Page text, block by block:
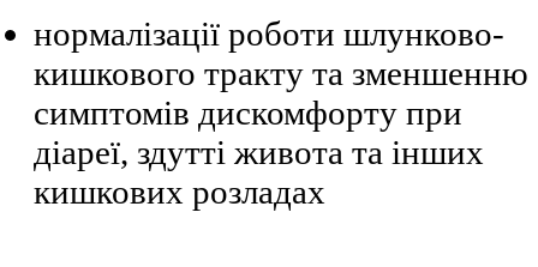
нормалізації роботи шлунково-
кишкового тракту та зменшенню
симптомів дискомфорту при
діареї, здутті живота та інших
кишкових розладах